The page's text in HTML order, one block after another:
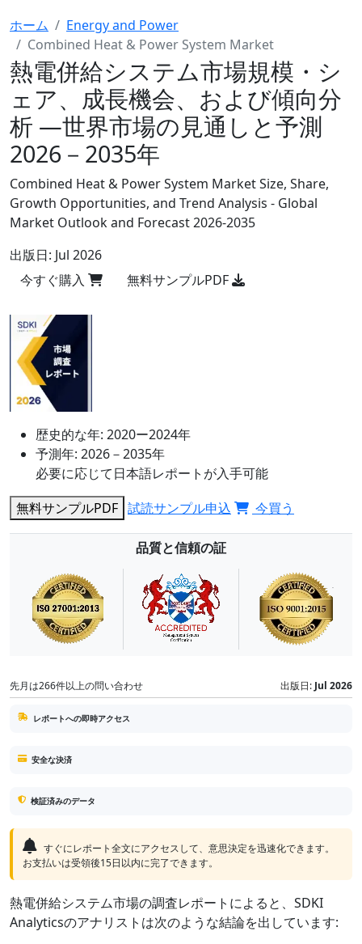
ホーム
Energy and Power
Combined Heat & Power System Market
熱電併給システム市場規模・シ
ェア、成長機会、および傾向分
析 ―世界市場の見通しと予測
2026－2035年
Combined Heat & Power System Market Size, Share,
Growth Opportunities, and Trend Analysis - Global
Market Outlook and Forecast 2026-2035
出版日: Jul 2026
今すぐ購入
無料サンプルPDF
歴史的な年: 2020ー2024年
予測年: 2026－2035年
必要に応じて日本語レポートが入手可能
無料サンプルPDF 試読サンプル申込 今買う
品質と信頼の証
先月は266件以上の問い合わせ 出版日: Jul 2026
レポートへの即時アクセス
安全な決済
検証済みのデータ
すぐにレポート全文にアクセスして、意思決定を迅速化できます。
お支払いは受領後15日以内に完了できます。
熱電併給システム市場の調査レポートによると、SDKI
Analyticsのアナリストは次のような結論を出しています: